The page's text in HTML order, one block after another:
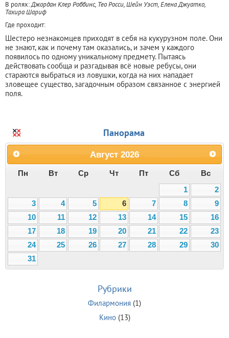
В ролях:Джордан Клер Роббинс, Тео Росси, Шейн Уэст, Елена Джуатко,
Тахира Шариф
Где проходит:
Шестеро незнакомцев приходят в себя на кукурузном поле. Они
не знают, как и почему там оказались, и зачем у каждого
появилось по одному уникальному предмету. Пытаясь
действовать сообща и разгадывая всё новые ребусы, они
стараются выбраться из ловушки, когда на них нападает
зловещее существо, загадочным образом связанное с энергией
поля.
Панорама
Август 2026
Пн Вт Ср Чт Пт Сб
Вс
1
2
3
4 5 6 7 8
9
10
11 12 13 14 15
16
17
18 19 20 21 22
23
24
25 26 27 28 29
30
31
Рубрики
Филармония (1)
Кино(13)